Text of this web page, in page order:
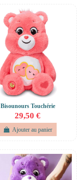
Bisounours Touchérie
29,50 €
Ajouter au panier